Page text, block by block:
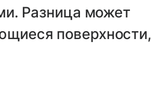
Разница может
поверхности,